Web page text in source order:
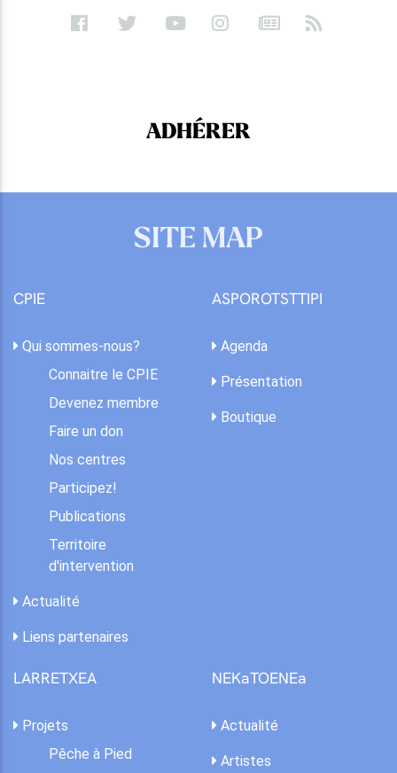
ADHÉRER
SITE MAP
CPIE
Qui sommes-nous?
Connaitre le CPIE
Devenez membre
Faire un don
Nos centres
Participez!
Publications
Territoire
d'intervention
Actualité
Liens partenaires
ASPOROTSTTIPI
Agenda
Présentation
Boutique
LARRETXEA
Projets
Pêche à Pied
NEKaTOENEa
Actualité
Artistes